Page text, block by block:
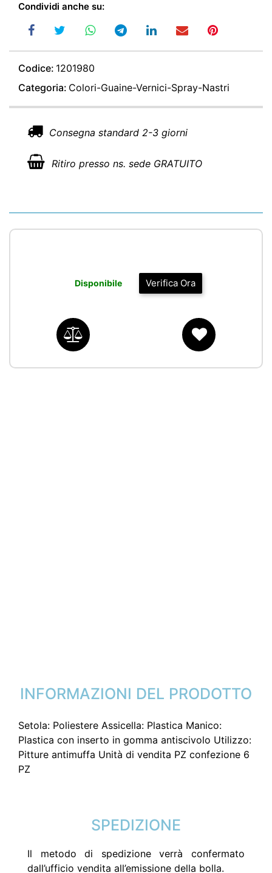
Condividi anche su:
Codice: 1201980
Categoria: Colori-Guaine-Vernici-Spray-Nastri
Consegna standard 2-3 giorni
Ritiro presso ns. sede GRATUITO
Verifica Ora
Disponibile
INFORMAZIONI DEL PRODOTTO
Setola: Poliestere Assicella: Plastica Manico:
Plastica con inserto in gomma antiscivolo Utilizzo:
Pitture antimuffa Unità di vendita PZ confezione 6
PZ
SPEDIZIONE
Il metodo di spedizione verrà confermato
dall’ufficio vendita all’emissione della bolla.